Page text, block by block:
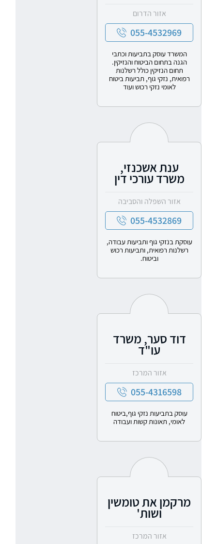
אזור הדרום
055-4532969
המשרד עוסק בתביעות וכתבי
הגנה בתחום הביטוח והנזיקין.
תחום הנזיקין כולל רשלנות
רפואית, נזקי גוף, תביעות ביטוח
לאומי נזקי רכוש ועוד
ענת אשכנזי,
משרד עורכי דין
אזור השפלה והסביבה
055-4532869
עוסקת בנזקי גוף ותביעות עבודה,
רשלנות רפואית, ותביעות רכוש
וביטוח.
דוד סער, משרד
עו"ד
אזור המרכז
055-4316598
עוסק בתביעות נזקי גוף,ביטוח
לאומי, תאונות קשות ועבודה
מרקמן את טומשין
ושות'
אזור המרכז